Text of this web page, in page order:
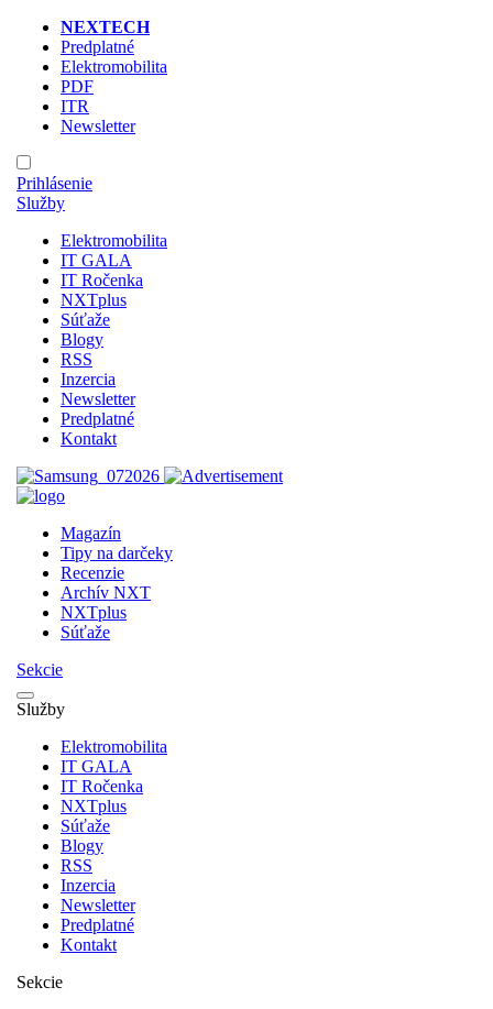
NEXTECH
Predplatné
Elektromobilita
PDF
ITR
Newsletter
Prihlásenie
Služby
Elektromobilita
IT GALA
IT Ročenka
NXTplus
Súťaže
Blogy
RSS
Inzercia
Newsletter
Predplatné
Kontakt
Magazín
Tipy na darčeky
Recenzie
Archív NXT
NXTplus
Súťaže
Sekcie
Služby
Elektromobilita
IT GALA
IT Ročenka
NXTplus
Súťaže
Blogy
RSS
Inzercia
Newsletter
Predplatné
Kontakt
Sekcie